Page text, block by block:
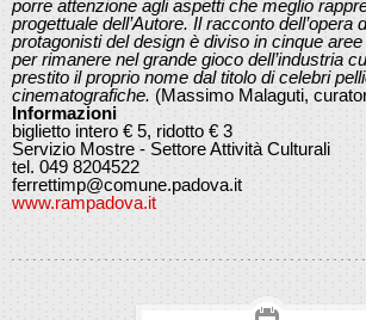
porre attenzione agli aspetti che meglio
progettuale dell’Autore. Il racconto dell’opera
protagonisti del design è diviso in cinque
per rimanere nel grande gioco dell’industria
prestito il proprio nome dal titolo di celebri
cinematografiche. (Massimo Malaguti,
Informazioni
biglietto intero € 5, ridotto € 3
Servizio Mostre - Settore Attività Culturali
tel. 049 8204522
ferrettimp@comune.padova.it
www.rampadova.it